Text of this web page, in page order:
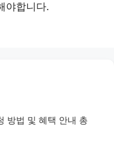
야합니다.
방법 및 혜택 안내 총